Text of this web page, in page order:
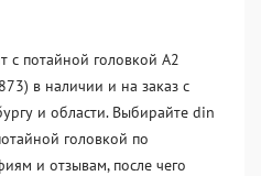
потайной головкой А2
в наличии и на заказ с
и области. Выбирайте din
головкой по
и отзывам, после чего